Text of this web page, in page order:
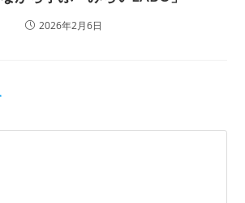
2026年2月6日